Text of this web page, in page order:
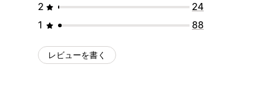
2
24
1
88
レビューを書く